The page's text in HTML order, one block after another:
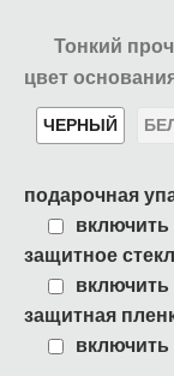
Тонкий
цвет
ЧЕРНЫЙ
подарочная
включить
защитное
включить
защитная
включить